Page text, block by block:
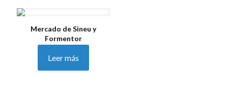
Mercado de Sineu y
Formentor
Leer más